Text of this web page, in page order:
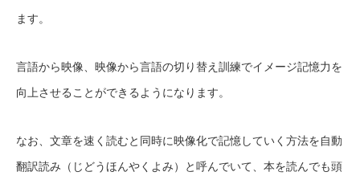
ます。
言語から映像、映像から言語の切り替え訓練でイメージ記憶力を
向上させることができるようになります。
なお、文章を速く読むと同時に映像化で記憶していく方法を自動
翻訳読み（じどうほんやくよみ）と呼んでいて、本を読んでも頭